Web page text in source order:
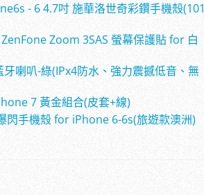
- 6 4.7吋 施華洛世奇彩鑽手機殼(101
Zoom 3SAS 螢幕保護貼 for 白
喇叭-綠(IPx4防水、強力震撼低音、無
7 黃金組合(皮套+線)
手機殼 for iPhone 6-6s(旅遊款澳洲)